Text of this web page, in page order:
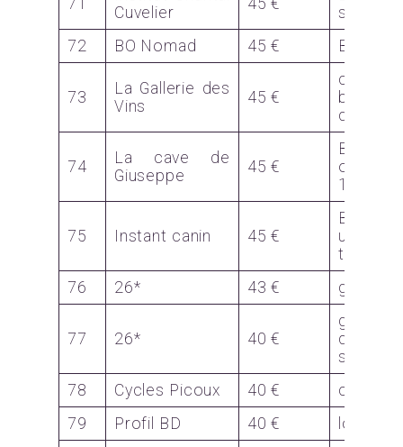
71
Cuvelier
45 €
soin
72
BO Nomad 45 € BO
73
La Gallerie des
Vins
45 €
de vin
74
La cave de
Giuseppe
45 €
Bon
1
75 Instant canin 45 €
Bon
une
76
26* 43 € gourde
77 26* 40 €
savon
78
Cycles Picoux 40 €
cadeau
79
Profil BD 40 €
lot